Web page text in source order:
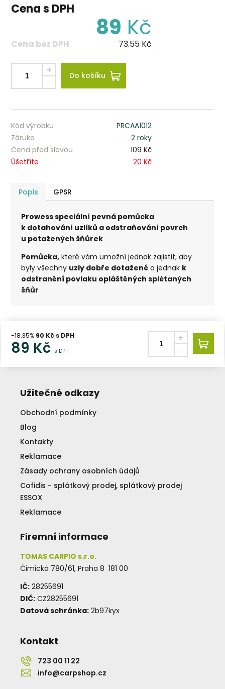
Cena s DPH
89 Kč
Cena bez DPH 73.55 Kč
Do košíku
Kód výrobku
PRCAA1012
Záruka
2 roky
Cena před slevou
109 Kč
Úšetříte
20 Kč
Popis GPSR
Prowess speciální pevná pomůcka
k dotahování uzlíků a odstraňování povrch
u potažených šňůrek
Pomůcka, které vám umožní jednak zajistit, aby
byly všechny uzly dobře dotažené a jednak k
odstranění povlaku opláštěných splétaných
šňůr
-18.35%90Kč s DPH
89 Kč s DPH
Užitečné odkazy
Obchodní podmínky
Blog
Kontakty
Reklamace
Zásady ochrany osobních údajů
Cofidis - splátkový prodej, splátkový prodej
ESSOX
Reklamace
Firemní informace
TOMAS CARPIO s.r.o.
Čimická 780/61, Praha 8 181 00
IČ: 28255691
DIČ: CZ28255691
Datová schránka: 2b97kyx
Kontakt
723 00 11 22
info@carpshop.cz